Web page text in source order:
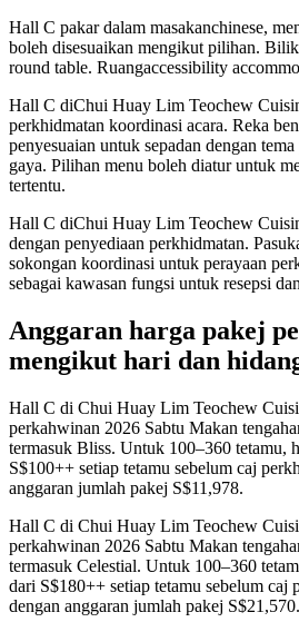
Hall C pakar dalam masakanchinese,
boleh disesuaikan mengikut pilihan.
round table. Ruangaccessibility
Hall C diChui Huay Lim Teochew
perkhidmatan koordinasi acara. Reka
penyesuaian untuk sepadan dengan
gaya. Pilihan menu boleh diatur untuk
tertentu.
Hall C diChui Huay Lim Teochew
dengan penyediaan perkhidmatan.
sokongan koordinasi untuk perayaan
sebagai kawasan fungsi untuk resepsi
Anggaran harga pakej
mengikut hari dan
Hall C di Chui Huay Lim Teochew
perkahwinan 2026 Sabtu Makan
termasuk Bliss. Untuk 100–360 tetamu,
S$100++ setiap tetamu sebelum caj
anggaran jumlah pakej S$11,978.
Hall C di Chui Huay Lim Teochew
perkahwinan 2026 Sabtu Makan
termasuk Celestial. Untuk 100–360
dari S$180++ setiap tetamu sebelum caj
dengan anggaran jumlah pakej S$21,570.